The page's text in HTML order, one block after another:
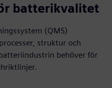
batterikvalitet
(QMS)
struktur och
behöver för